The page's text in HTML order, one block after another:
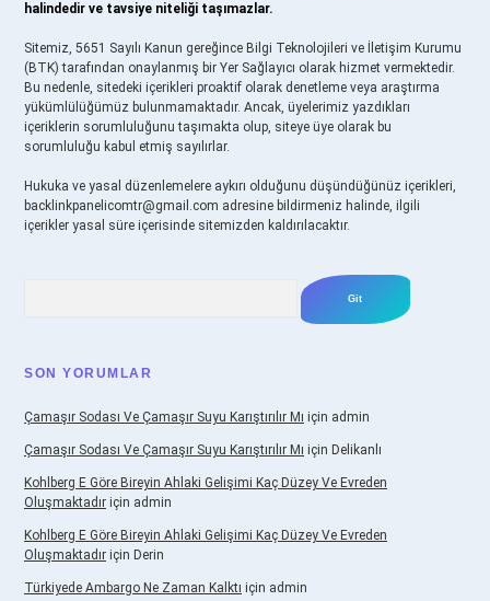
halindedir ve tavsiye niteliği taşımazlar.
Sitemiz, 5651 Sayılı Kanun gereğince Bilgi Teknolojileri ve İletişim Kurumu
(BTK) tarafından onaylanmış bir Yer Sağlayıcı olarak hizmet vermektedir.
Bu nedenle, sitedeki içerikleri proaktif olarak denetleme veya araştırma
yükümlülüğümüz bulunmamaktadır. Ancak, üyelerimiz yazdıkları
içeriklerin sorumluluğunu taşımakta olup, siteye üye olarak bu
sorumluluğu kabul etmiş sayılırlar.
Hukuka ve yasal düzenlemelere aykırı olduğunu düşündüğünüz içerikleri,
backlinkpanelicomtr@gmail.com adresine bildirmeniz halinde, ilgili
içerikler yasal süre içerisinde sitemizden kaldırılacaktır.
SON YORUMLAR
Çamaşır Sodası Ve Çamaşır Suyu Karıştırılır Mı için admin
Çamaşır Sodası Ve Çamaşır Suyu Karıştırılır Mı için Delikanlı
Kohlberg E Göre Bireyin Ahlaki Gelişimi Kaç Düzey Ve Evreden
Oluşmaktadır için admin
Kohlberg E Göre Bireyin Ahlaki Gelişimi Kaç Düzey Ve Evreden
Oluşmaktadır için Derin
Türkiyede Ambargo Ne Zaman Kalktı için admin